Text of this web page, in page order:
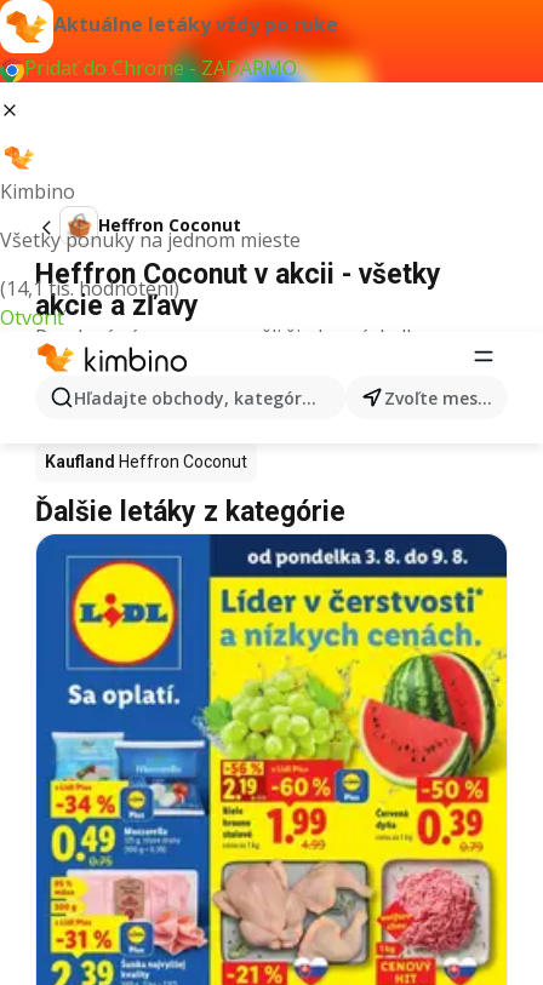
Aktuálne letáky vždy po ruke
Pridať do Chrome - ZADARMO
Kimbino
Všetky ponuky na jednom mieste
(14,1 tis. hodnotení)
Otvoriť
Hľadajte obchody, kategórie, produkty... Zvoľte mesto
Heffron Coconut
Heffron Coconut v akcii - všetky
akcie a zľavy
Pre daný výraz sme nenašli žiadne výsledky.
Heffron Coconut v akcii - Kde kúpiť?
Tesco Heffron Coconut Lidl Heffron Coconut
Kaufland Heffron Coconut
Ďalšie letáky z kategórie